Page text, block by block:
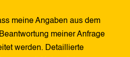
meine Angaben aus dem
meiner Anfrage
werden. Detaillierte